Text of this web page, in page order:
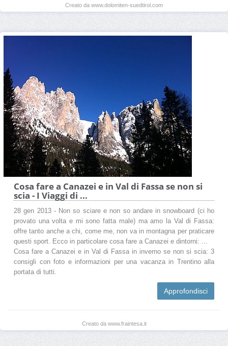
Creato da www.dolomiten-suedtirol.com
Cosa fare a Canazei e in Val di Fassa se non si
scia - I Viaggi di ...
28 gen 2013 - Non so sciare e non so andare in snowboard (ci ho
provato una volta e mi sono fatta male) ma amo la Val di Fassa:
offre tanto anche a chi, come me, non va in montagna per praticare
questi sport. Ecco in particolare cosa fare a Canazei e dintorni: ...
Cosa fare a Canazei e in Val di Fassa in inverno se non si scia: 3
consigli con foto e informazioni per una vacanza in Trentino alla
portata di tutti.
Approfondisci
Creato da www.fraintesa.it